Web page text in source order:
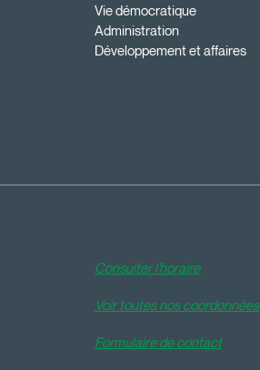
Vie démocratique
Administration
Développement et affaires
Consulter l'horaire
Voir toutes nos coordonnées
Formulaire de contact